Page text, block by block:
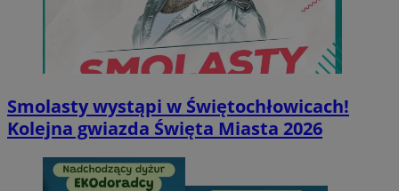
Smolasty wystąpi w Świętochłowicach!
Kolejna gwiazda Święta Miasta 2026